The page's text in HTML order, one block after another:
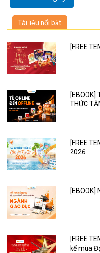
Tài liệu nổi bật
[FREE
[EBOOK]
THỨC
[FREE
2026
[EBOOK]
[FREE
kế mùa